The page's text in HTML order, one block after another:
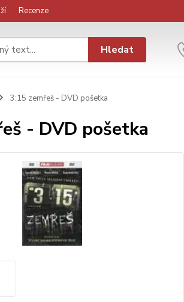
Recenze
Hledat
3:15 zemřeš - DVD pošetka
- DVD pošetka